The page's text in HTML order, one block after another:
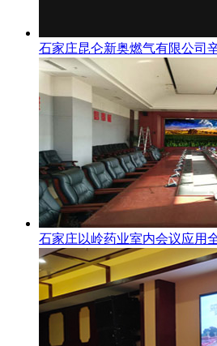
石家庄昆仑新奥燃气有限公司
石家庄以岭药业室内会议应用